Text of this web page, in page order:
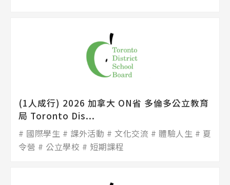
(1人成行) 2026 加拿大 ON省 多倫多公立教育
局 Toronto Dis...
國際學生 課外活動 文化交流 體驗人生
夏
令營
公立學校 短期課程